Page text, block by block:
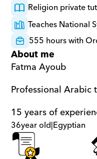
Religion private
Teaches National
555 hours with
About me
Fatma Ayoub
Professional
15 years of
36year old|Egyptian